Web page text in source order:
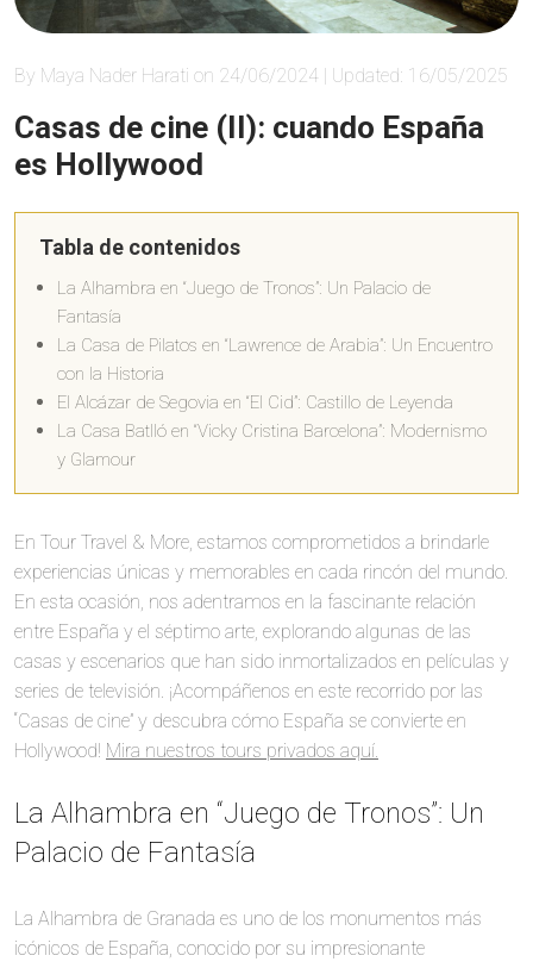
By Maya Nader Harati on 24/06/2024 | Updated: 16/05/2025
Casas de cine (II): cuando España
es Hollywood
Tabla de contenidos
La Alhambra en “Juego de Tronos”: Un Palacio de
Fantasía
La Casa de Pilatos en “Lawrence de Arabia”: Un Encuentro
con la Historia
El Alcázar de Segovia en “El Cid”: Castillo de Leyenda
La Casa Batlló en “Vicky Cristina Barcelona”: Modernismo
y Glamour
En Tour Travel & More, estamos comprometidos a brindarle
experiencias únicas y memorables en cada rincón del mundo.
En esta ocasión, nos adentramos en la fascinante relación
entre España y el séptimo arte, explorando algunas de las
casas y escenarios que han sido inmortalizados en películas y
series de televisión. ¡Acompáñenos en este recorrido por las
“Casas de cine” y descubra cómo España se convierte en
Hollywood! Mira nuestros tours privados aquí.
La Alhambra en “Juego de Tronos”: Un
Palacio de Fantasía
La Alhambra de Granada es uno de los monumentos más
icónicos de España, conocido por su impresionante